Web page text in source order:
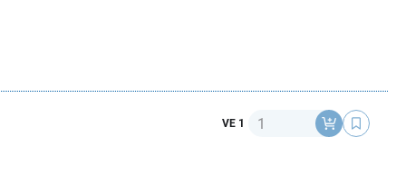
VE 1 Anzahl